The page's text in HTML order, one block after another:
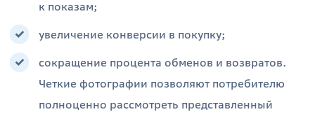
к показам;
увеличение конверсии в покупку;
сокращение процента обменов и возвратов.
Четкие фотографии позволяют потребителю
полноценно рассмотреть представленный